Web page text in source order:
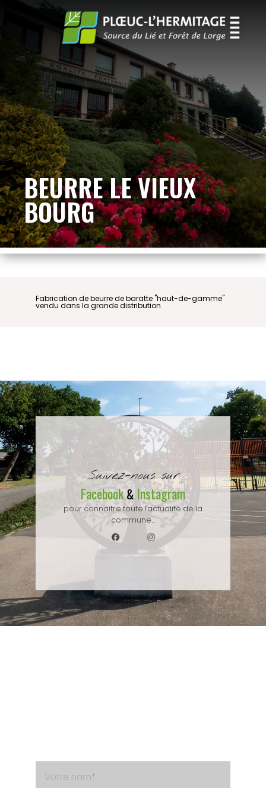
BEURRE LE VIEUX
BOURG
Fabrication de beurre de baratte "haut-de-gamme"
vendu dans la grande distribution
Suivez-nous sur
Facebook& Instagram
pour connaitre toute l'actualité de la
commune...